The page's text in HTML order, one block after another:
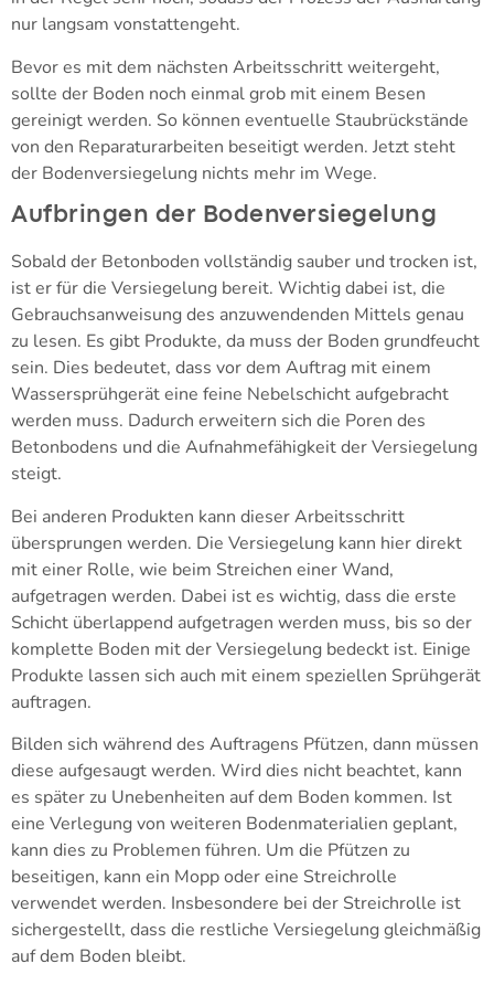
nur langsam vonstattengeht.
Bevor es mit dem nächsten Arbeitsschritt weitergeht,
sollte der Boden noch einmal grob mit einem Besen
gereinigt werden. So können eventuelle Staubrückstände
von den Reparaturarbeiten beseitigt werden. Jetzt steht
der Bodenversiegelung nichts mehr im Wege.
Aufbringen der Bodenversiegelung
Sobald der Betonboden vollständig sauber und trocken ist,
ist er für die Versiegelung bereit. Wichtig dabei ist, die
Gebrauchsanweisung des anzuwendenden Mittels genau
zu lesen. Es gibt Produkte, da muss der Boden grundfeucht
sein. Dies bedeutet, dass vor dem Auftrag mit einem
Wassersprühgerät eine feine Nebelschicht aufgebracht
werden muss. Dadurch erweitern sich die Poren des
Betonbodens und die Aufnahmefähigkeit der Versiegelung
steigt.
Bei anderen Produkten kann dieser Arbeitsschritt
übersprungen werden. Die Versiegelung kann hier direkt
mit einer Rolle, wie beim Streichen einer Wand,
aufgetragen werden. Dabei ist es wichtig, dass die erste
Schicht überlappend aufgetragen werden muss, bis so der
komplette Boden mit der Versiegelung bedeckt ist. Einige
Produkte lassen sich auch mit einem speziellen Sprühgerät
auftragen.
Bilden sich während des Auftragens Pfützen, dann müssen
diese aufgesaugt werden. Wird dies nicht beachtet, kann
es später zu Unebenheiten auf dem Boden kommen. Ist
eine Verlegung von weiteren Bodenmaterialien geplant,
kann dies zu Problemen führen. Um die Pfützen zu
beseitigen, kann ein Mopp oder eine Streichrolle
verwendet werden. Insbesondere bei der Streichrolle ist
sichergestellt, dass die restliche Versiegelung gleichmäßig
auf dem Boden bleibt.